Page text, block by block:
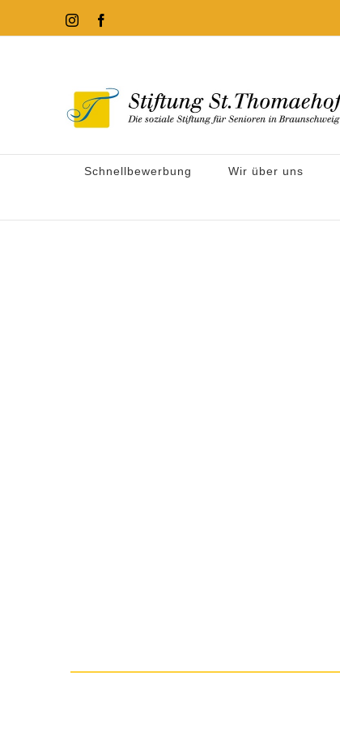
Inhalt
Instagram
Schnellbewerbung Wir über uns